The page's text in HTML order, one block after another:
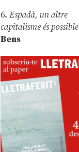
6.Espadà, un altre
capitalisme és possible
Bens